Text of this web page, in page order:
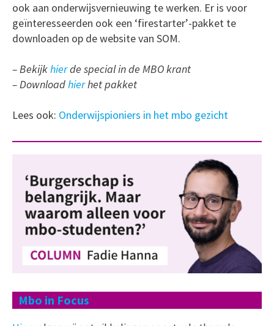
ook aan onderwijsvernieuwing te werken. Er is voor
geïnteresseerden ook een ‘firestarter’-pakket te
downloaden op de website van SOM.
– Bekijkhierde special in de MBO krant
– Downloadhierhet pakket
Lees ook: Onderwijspioniers in het mbo gezicht
Mbo in Focus